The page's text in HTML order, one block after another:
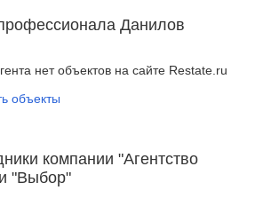
Данилов
нет объектов на сайте Restate.ru
объекты
компании "Агентство
"Выбор"